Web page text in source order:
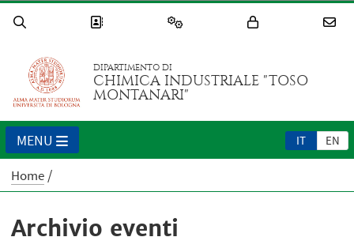
DIPARTIMENTO DI
CHIMICA INDUSTRIALE "TOSO
MONTANARI"
IT EN
MENU
Home
Archivio eventi